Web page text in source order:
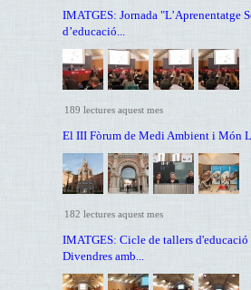
IMATGES: Jornada "L’Aprenentatge
d’educació...
189 lectures aquest mes
El III Fòrum de Medi Ambient i Món
182 lectures aquest mes
IMATGES: Cicle de tallers
Divendres amb...